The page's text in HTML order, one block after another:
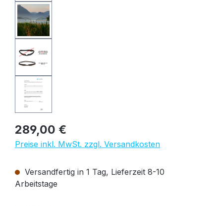
Regulärer Preis:
289,00 €
Preise inkl. MwSt. zzgl. Versandkosten
Versandfertig in 1 Tag, Lieferzeit 8-10
Arbeitstage